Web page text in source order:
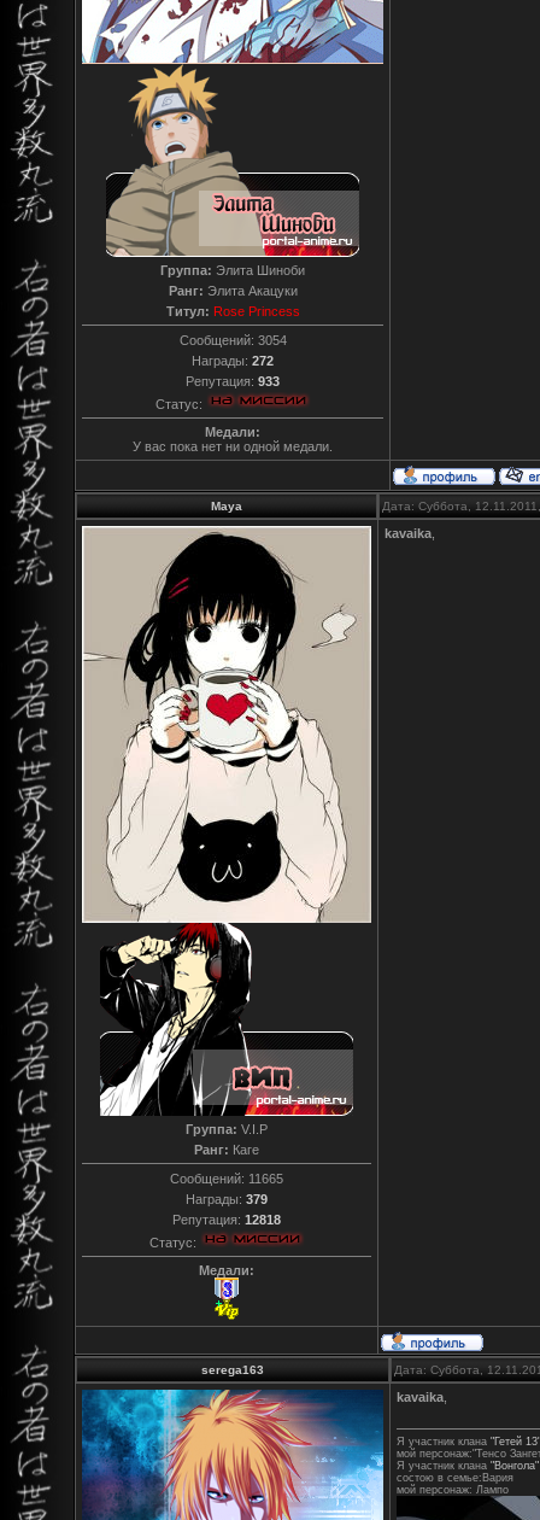
Группа: Элита Шиноби
Ранг: Элита Акацуки
Титул: Rose Princess
Сообщений: 3054
Награды: 272
Репутация: 933
Статус:
Медали:
У вас пока нет ни одной медали.
Maya Дата: Суббота,
Группа: V.I.P
Ранг: Каге
Сообщений: 11665
Награды: 379
Репутация: 12818
Статус:
Медали:
kavaika
serega163 Дата: Суббота,
kavaika
Я участник клана "Гетей 13"
мой персонаж:"Тенсо
Я участник клана "Вонгола"
состою в семье:Вария
мой персонаж: Лампо